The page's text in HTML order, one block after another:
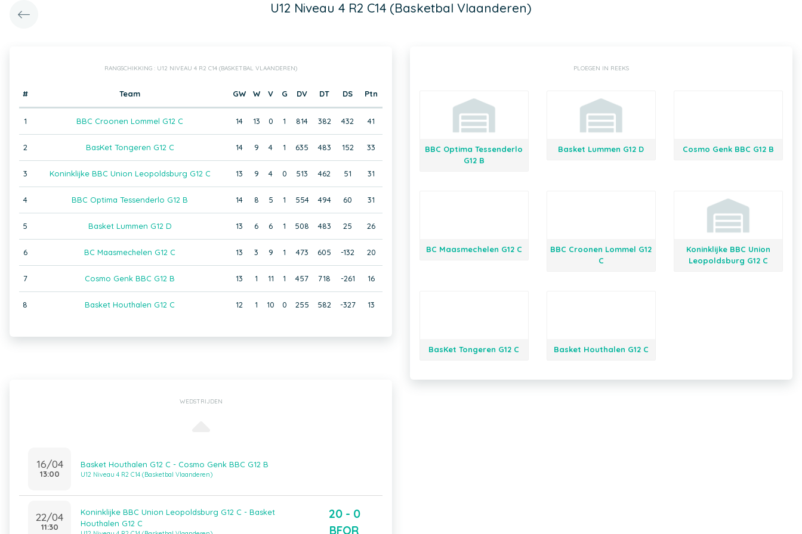
U12 Niveau 4 R2 C14 (Basketbal Vlaanderen)
RANGSCHIKKING : U12 NIVEAU 4 R2 C14 (BASKETBAL VLAANDEREN)
# Team GW W V G DV DT DS Ptn
1 BBC Croonen Lommel G12 C 14 13 0 1 814 382 432 41
2 BasKet Tongeren G12 C 14 9 4 1 635 483 152 33
3 Koninklijke BBC Union Leopoldsburg G12 C 13 9 4 0 513 462 51 31
4 BBC Optima Tessenderlo G12 B 14 8 5 1 554 494 60 31
5 Basket Lummen G12 D 13 6 6 1 508 483 25 26
6 BC Maasmechelen G12 C 13 3 9 1 473 605 -132 20
7 Cosmo Genk BBC G12 B 13 1 11 1 457 718 -261 16
8 Basket Houthalen G12 C 12 1 10 0 255 582 -327 13
PLOEGEN IN REEKS
BBC Optima Tessenderlo
G12 B
Basket Lummen G12 D Cosmo Genk BBC G12 B
BC Maasmechelen G12 C
BBC Croonen Lommel G12
C
Koninklijke BBC Union
Leopoldsburg G12 C
BasKet Tongeren G12 C Basket Houthalen G12 C
WEDSTRIJDEN
16/04
13:00
Basket Houthalen G12 C - Cosmo Genk BBC G12 B
U12 Niveau 4 R2 C14 (Basketbal Vlaanderen)
22/04
11:30
Koninklijke BBC Union Leopoldsburg G12 C - Basket
Houthalen G12 C
20 - 0
BFOR